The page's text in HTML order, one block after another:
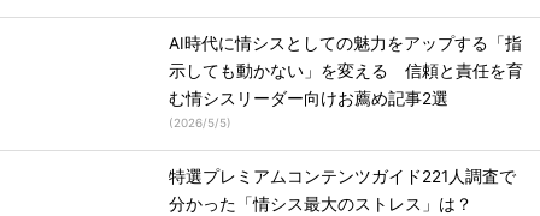
AI時代に情シスとしての魅力をアップする「指
示しても動かない」を変える 信頼と責任を育
む情シスリーダー向けお薦め記事2選
(2026/5/5)
特選プレミアムコンテンツガイド221人調査で
分かった「情シス最大のストレス」は？